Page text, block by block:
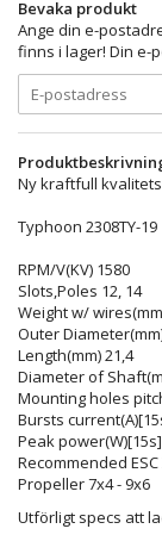
Bevaka produkt
Ange din e-
finns i lager! Din e-
Ny kraftfull
Typhoon 2308TY-19
RPM/V(KV) 1580
Slots,Poles 12, 14
Weight w/
Outer
Length(mm) 21,4
Diameter of
Mounting holes
Bursts
Peak
Recommended ESC
Propeller 7x4 - 9x6
Utförligt specs att